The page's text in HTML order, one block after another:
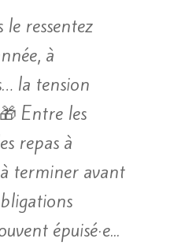
le ressentez
à
la tension
Entre les
repas à
terminer avant
épuisé·e...